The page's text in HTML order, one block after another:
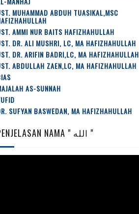
MUHAMMAD ABDUH TUASIKAL,MSC
AMMI NUR BAITS HAFIZHAHULLAH
DR. ALI MUSHRI, LC, MA HAFIZHAHULLAH
DR. ARIFIN BADRI,LC, MA HAFIZHAHULLAH
ABDULLAH ZAEN,LC, MA HAFIZHAHULLAH
AS-SUNNAH
SUFYAN BASWEDAN, MA HAFIZHAHULLAH
PENJELASAN NAMA " الله "